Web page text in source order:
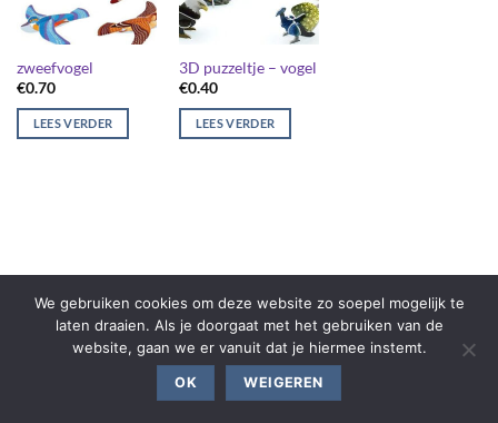
zweefvogel
€0.70
LEES VERDER
3D puzzeltje – vogel
€0.40
LEES VERDER
We gebruiken cookies om deze website zo soepel mogelijk te
laten draaien. Als je doorgaat met het gebruiken van de
website, gaan we er vanuit dat je hiermee instemt.
OK WEIGEREN